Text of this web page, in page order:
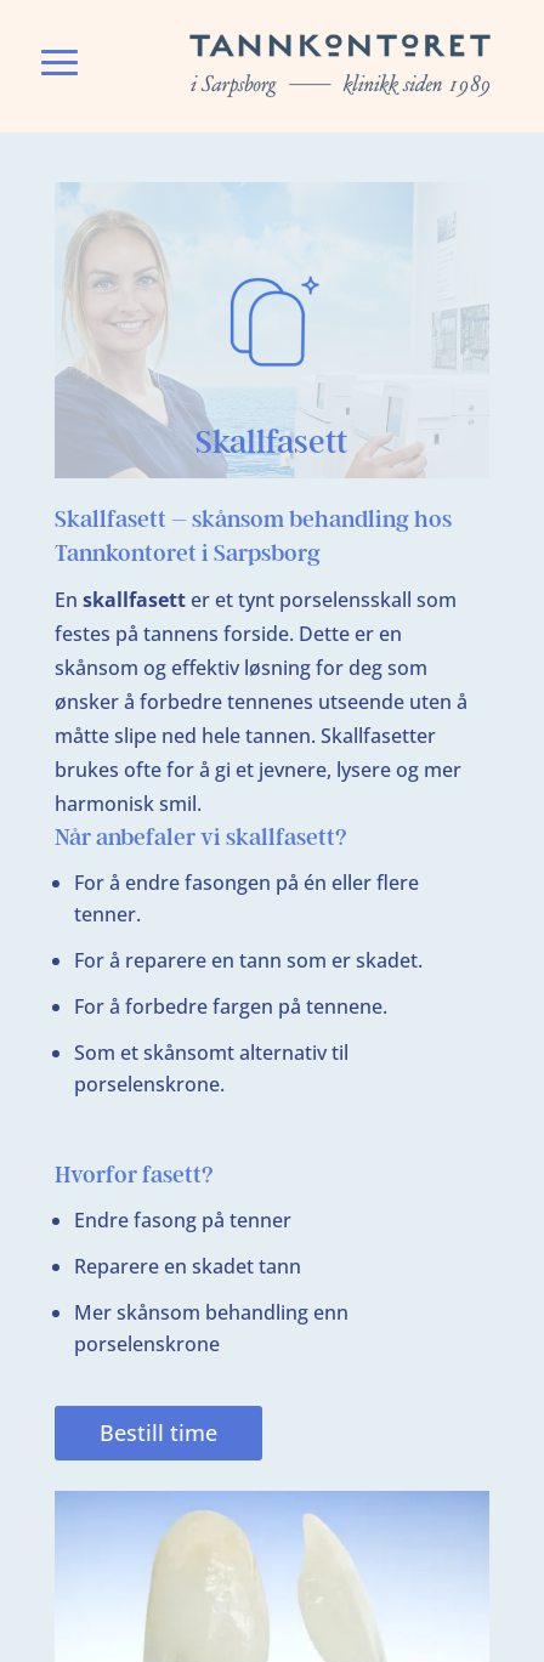
Skallfasett
Skallfasett – skånsom behandling hos
Tannkontoret i Sarpsborg
En skallfasetter et tynt porselensskall som
festes på tannens forside. Dette er en
skånsom og effektiv løsning for deg som
ønsker å forbedre tennenes utseende uten å
måtte slipe ned hele tannen. Skallfasetter
brukes ofte for å gi et jevnere, lysere og mer
harmonisk smil.
Når anbefaler vi skallfasett?
For å endre fasongen på én eller flere
tenner.
For å reparere en tann som er skadet.
For å forbedre fargen på tennene.
Som et skånsomt alternativ til
porselenskrone.
Hvorfor fasett?
Endre fasong på tenner
Reparere en skadet tann
Mer skånsom behandling enn
porselenskrone
Bestill time